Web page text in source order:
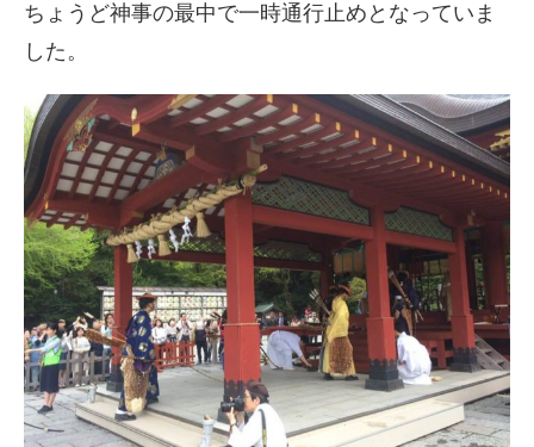
ちょうど神事の最中で一時通行止めとなっていま
した。